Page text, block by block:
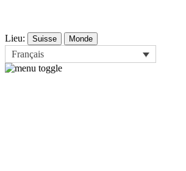
Lieu: Suisse Monde
Français